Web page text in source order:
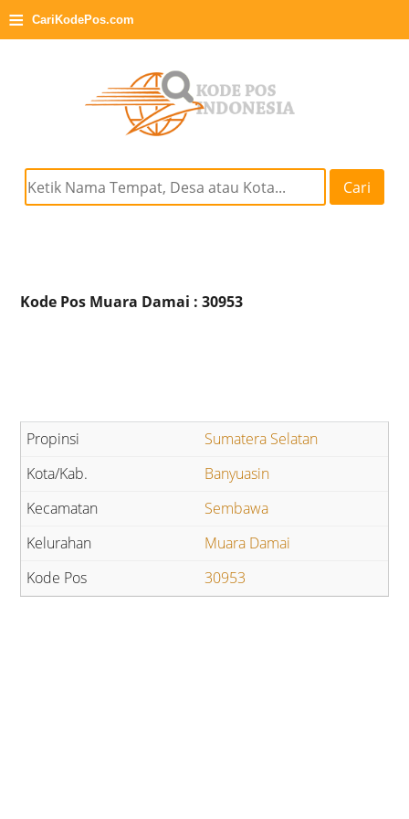
≡ CariKodePos.com
Cari
Kode Pos Muara Damai : 30953
Sumatera Selatan
Banyuasin
Sembawa
Muara Damai
30953